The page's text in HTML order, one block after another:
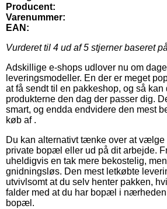
Producent:
Varenummer:
EAN:
Vurderet til 4 ud af 5 stjerner baseret
Adskillige e-shops udlover nu om
leveringsmodeller. En der er meget
at få sendt til en pakkeshop, og så kan
produkterne den dag der passer dig.
smart, og endda endvidere den mest
køb af .
Du kan alternativt tænke over at vælge
private bopæl eller ud på dit arbejde.
uheldigvis en tak mere bekostelig,
gnidningsløs. Den mest letkøbte
utvivlsomt at du selv henter pakken,
falder med at du har bopæl i
bopæl.